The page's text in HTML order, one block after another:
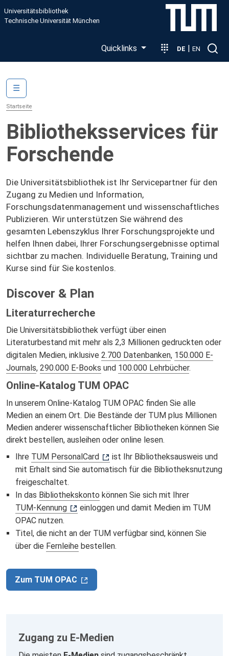
Direkt zum Inhalt
Universitätsbibliothek
Technische Universität München
Quicklinks DE | EN
Startseite
Bibliotheksservices für
Forschende
Die Universitätsbibliothek ist Ihr Servicepartner für den
Zugang zu Medien und Information,
Forschungsdatenmanagement und wissenschaftliches
Publizieren. Wir unterstützen Sie während des
gesamten Lebenszyklus Ihrer Forschungsprojekte und
helfen Ihnen dabei, Ihrer Forschungsergebnisse optimal
sichtbar zu machen. Individuelle Beratung, Training und
Kurse sind für Sie kostenlos.
Discover & Plan
Literaturrecherche
Die Universitätsbibliothek verfügt über einen
Literaturbestand mit mehr als 2,3 Millionen gedruckten oder
digitalen Medien, inklusive 2.700 Datenbanken, 150.000 E-
Journals, 290.000 E-Books und 100.000 Lehrbücher.
Online-Katalog TUM OPAC
In unserem Online-Katalog TUM OPAC finden Sie alle
Medien an einem Ort. Die Bestände der TUM plus Millionen
Medien anderer wissenschaftlicher Bibliotheken können Sie
direkt bestellen, ausleihen oder online lesen.
Ihre TUM PersonalCard
ist Ihr Bibliotheksausweis und
mit Erhalt sind Sie automatisch für die Bibliotheksnutzung
freigeschaltet.
In das Bibliothekskonto können Sie sich mit Ihrer
TUM-Kennung
einloggen und damit Medien im TUM
OPAC nutzen.
Titel, die nicht an der TUM verfügbar sind, können Sie
über die Fernleihe bestellen.
Zum TUM OPAC
Zugang zu E-Medien
☰